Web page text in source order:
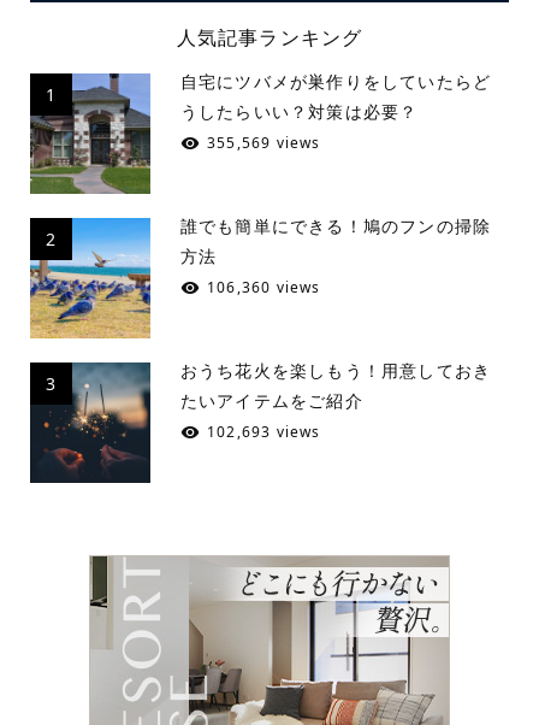
人気記事ランキング
1
自宅にツバメが巣作りをしていたらど
うしたらいい？対策は必要？
355,569 views
2
誰でも簡単にできる！鳩のフンの掃除
方法
106,360 views
3
おうち花火を楽しもう！用意しておき
たいアイテムをご紹介
102,693 views